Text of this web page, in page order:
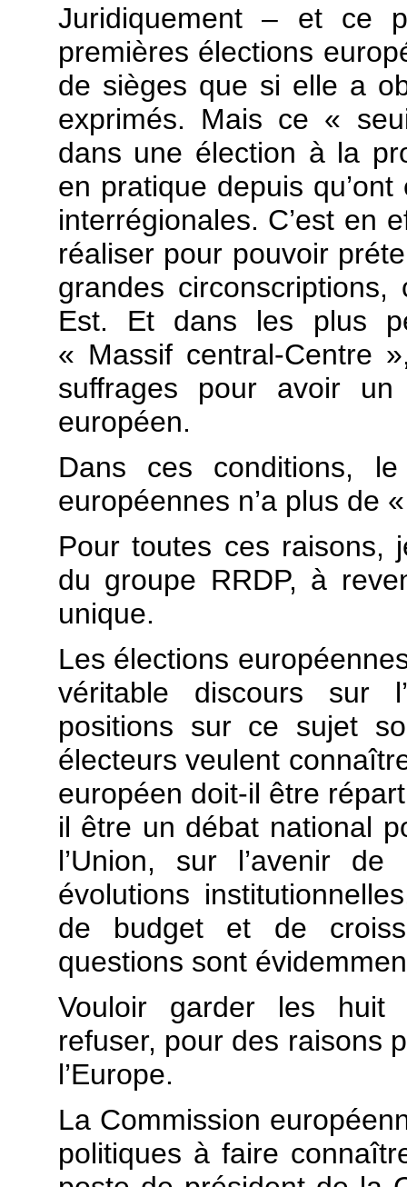
Juridiquement – et ce
premières élections
de sièges que si elle a
exprimés. Mais ce «
dans une élection à la
en pratique depuis
interrégionales. C’est en
réaliser pour pouvoir
grandes
Est. Et dans les plus
« Massif central-Centre
suffrages pour avoir
européen.
Dans ces conditions,
européennes n’a plus de
Pour toutes ces raisons,
du groupe RRDP, à
unique.
Les élections
véritable discours sur
positions sur ce sujet
électeurs veulent
européen doit-il être
il être un débat national
l’Union, sur l’avenir
évolutions
de budget et de
questions sont
Vouloir garder les huit
refuser, pour des raisons
l’Europe.
La Commission
politiques à faire